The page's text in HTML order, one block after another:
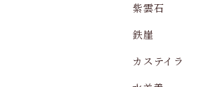
紫雲石
鉄崖
カステイラ